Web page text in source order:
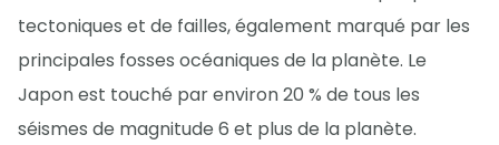
tectoniques et de failles, également marqué par les
principales fosses océaniques de la planète. Le
Japon est touché par environ 20 % de tous les
séismes de magnitude 6 et plus de la planète.